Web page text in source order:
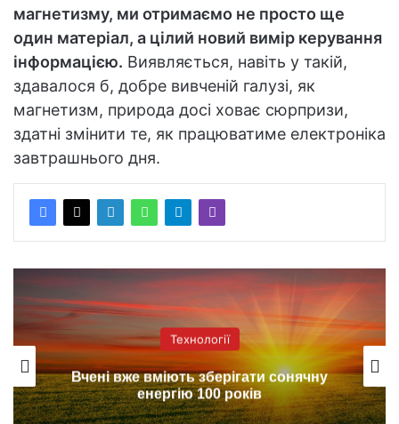
магнетизму, ми отримаємо не просто ще
один матеріал, а цілий новий вимір керування
інформацією. Виявляється, навіть у такій,
здавалося б, добре вивченій галузі, як
магнетизм, природа досі ховає сюрпризи,
здатні змінити те, як працюватиме електроніка
завтрашнього дня.
Технології
Philips дозволить друкувати
запчастини для гаджетів